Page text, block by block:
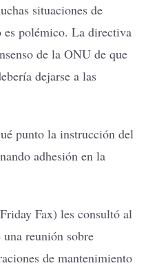
situaciones de
polémico. La directiva
de la ONU de que
dejarse a las
punto la instrucción del
adhesión en la
Fax) les consultó al
reunión sobre
de mantenimiento